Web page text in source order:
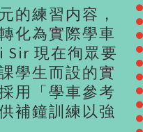
的練習内容，
化為實際學車
Sir 現在徇眾要
學生而設的實
用「學車參考
補鐘訓練以強